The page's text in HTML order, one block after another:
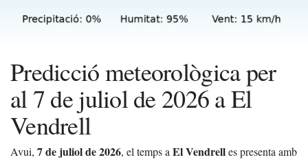
Predicció meteorològica per
al 7 de juliol de 2026 a El
Vendrell
Avui, 7 de juliol de 2026, el temps aEl Vendrelles presenta amb